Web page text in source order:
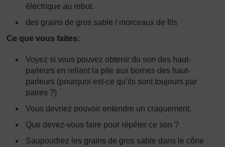
électrique au rebut.
des grains de gros sable / morceaux de fils
Ce que vous faites:
Voyez si vous pouvez obtenir du son des haut-
parleurs en reliant la pile aux bornes des haut-
parleurs (pourquoi est-ce qu’ils sont toujours par
paires ?)
Vous devriez pouvoir entendre un craquement.
Que devez-vous faire pour répéter ce son ?
Saupoudrez les grains de gros sable dans le cône